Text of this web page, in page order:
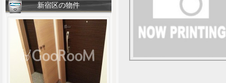
新宿区の物件